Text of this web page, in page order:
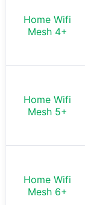
Home Wifi
Mesh 4+
Home Wifi
Mesh 5+
Home Wifi
Mesh 6+